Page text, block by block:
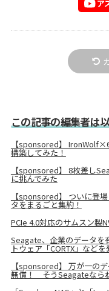
この記事の編集者は
【sponsored】
構築してみた！
【sponsored】 8枚差し
に挑んでみた
【sponsored】 ついに登
タをまるごと集約！
PCIe 4.0対応のサムスン製
Seagate、企業のデータを
トウェア「CORTX」などを
【sponsored】 万が一の
無償！ そうSeagateなら